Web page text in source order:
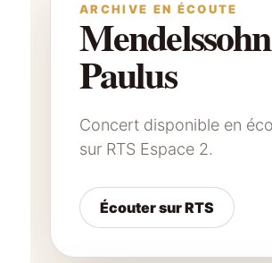
ARCHIVE EN ÉCOUTE
Paulus
Concert disponible en
sur RTS Espace 2.
Écouter sur RTS